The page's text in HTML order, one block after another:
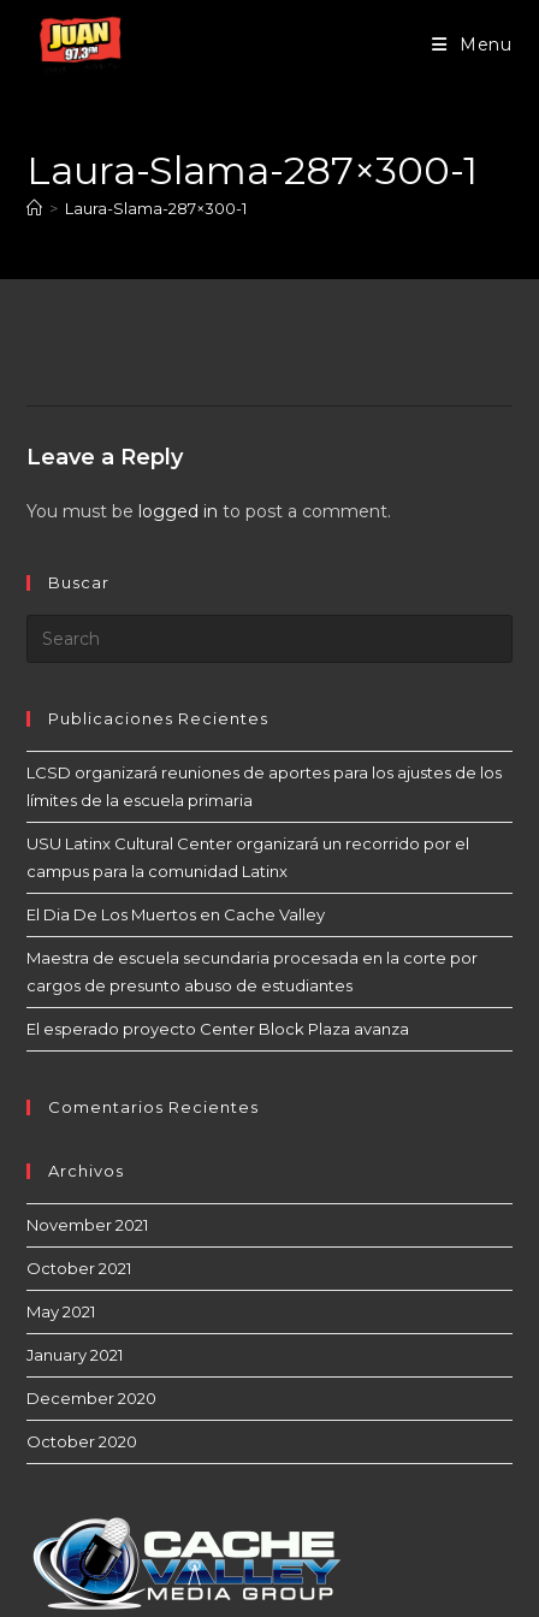
Menu
Laura-Slama-287×300-1
> Laura-Slama-287×300-1
Leave a Reply
You must be logged in to post a comment.
Buscar
Publicaciones Recientes
LCSD organizará reuniones de aportes para los ajustes de los
límites de la escuela primaria
USU Latinx Cultural Center organizará un recorrido por el
campus para la comunidad Latinx
El Dia De Los Muertos en Cache Valley
Maestra de escuela secundaria procesada en la corte por
cargos de presunto abuso de estudiantes
El esperado proyecto Center Block Plaza avanza
Comentarios Recientes
Archivos
November 2021
October 2021
May 2021
January 2021
December 2020
October 2020